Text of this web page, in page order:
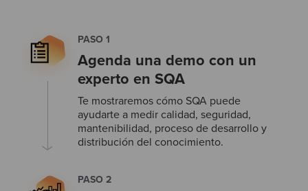
PASO 1
Agenda una demo con un
experto en SQA
Te mostraremos cómo SQA puede
ayudarte a medir calidad, seguridad,
mantenibilidad, proceso de desarrollo y
distribución del conocimiento.
PASO 2